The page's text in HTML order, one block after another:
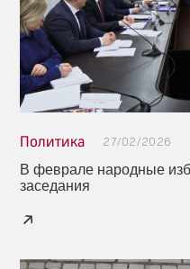
Политика 27/02/2026
В феврале народные
заседания